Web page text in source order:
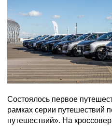
Состоялось первое
рамках серии путешествий
путешествий». На